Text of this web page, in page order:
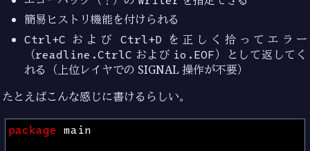
簡易ヒストリ機能を付けられる
Ctrl+C およびCtrl+D を正しく拾ってエラー
（readline.CtrlC および io.EOF）として返してく
れる（上位レイヤでの SIGNAL 操作が不要）
たとえばこんな感じに書けるらしい。
package main